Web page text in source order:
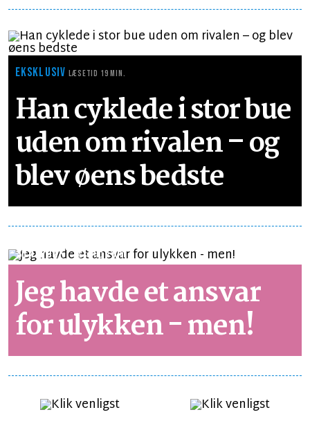
EKSKLUSIVLÆSETID 19 MIN.
Han cyklede i stor bue
uden om rivalen – og
blev øens bedste
SYNSPUNKT LÆSETID 1 MIN.
Jeg havde et ansvar
for ulykken - men!